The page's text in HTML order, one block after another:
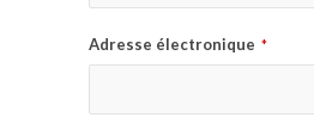
Adresse électronique *